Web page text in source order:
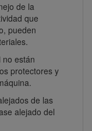
de la
que
pueden
no están
protectores y
de las
alejado del